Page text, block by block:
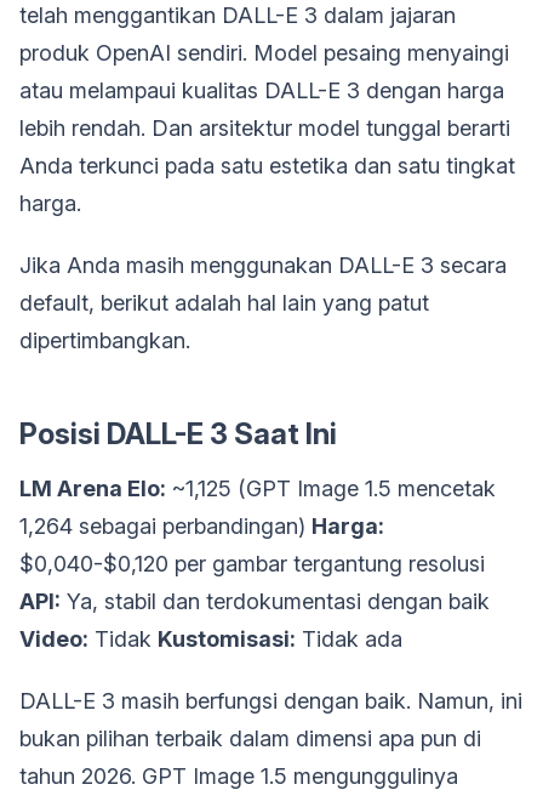
telah menggantikan DALL-E 3 dalam jajaran
produk OpenAI sendiri. Model pesaing menyaingi
atau melampaui kualitas DALL-E 3 dengan harga
lebih rendah. Dan arsitektur model tunggal berarti
Anda terkunci pada satu estetika dan satu tingkat
harga.
Jika Anda masih menggunakan DALL-E 3 secara
default, berikut adalah hal lain yang patut
dipertimbangkan.
Posisi DALL-E 3 Saat Ini
LM Arena Elo: ~1,125 (GPT Image 1.5 mencetak
1,264 sebagai perbandingan) Harga:
$0,040-$0,120 per gambar tergantung resolusi
API: Ya, stabil dan terdokumentasi dengan baik
Video: Tidak Kustomisasi: Tidak ada
DALL-E 3 masih berfungsi dengan baik. Namun, ini
bukan pilihan terbaik dalam dimensi apa pun di
tahun 2026. GPT Image 1.5 mengunggulinya